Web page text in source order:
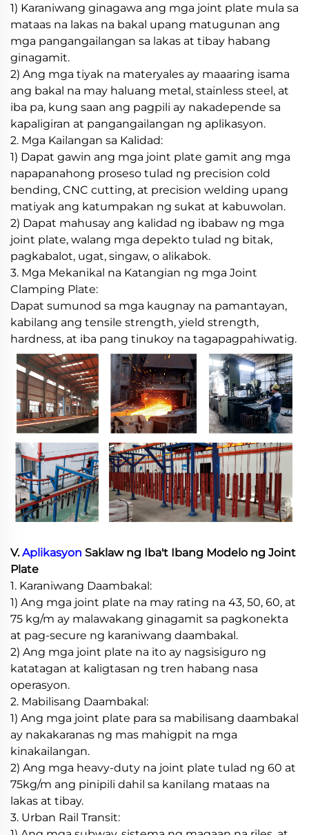
1) Karaniwang ginagawa ang mga joint plate mula sa
mataas na lakas na bakal upang matugunan ang
mga pangangailangan sa lakas at tibay habang
ginagamit.
2) Ang mga tiyak na materyales ay maaaring isama
ang bakal na may haluang metal, stainless steel, at
iba pa, kung saan ang pagpili ay nakadepende sa
kapaligiran at pangangailangan ng aplikasyon.
2. Mga Kailangan sa Kalidad:
1) Dapat gawin ang mga joint plate gamit ang mga
napapanahong proseso tulad ng precision cold
bending, CNC cutting, at precision welding upang
matiyak ang katumpakan ng sukat at kabuwolan.
2) Dapat mahusay ang kalidad ng ibabaw ng mga
joint plate, walang mga depekto tulad ng bitak,
pagkabalot, ugat, singaw, o alikabok.
3. Mga Mekanikal na Katangian ng mga Joint
Clamping Plate:
Dapat sumunod sa mga kaugnay na pamantayan,
kabilang ang tensile strength, yield strength,
hardness, at iba pang tinukoy na tagapagpahiwatig.
V.Aplikasyon Saklaw ng Iba't Ibang Modelo ng Joint
Plate
1. Karaniwang Daambakal:
1) Ang mga joint plate na may rating na 43, 50, 60, at
75 kg/m ay malawakang ginagamit sa pagkonekta
at pag-secure ng karaniwang daambakal.
2) Ang mga joint plate na ito ay nagsisiguro ng
katatagan at kaligtasan ng tren habang nasa
operasyon.
2. Mabilisang Daambakal:
1) Ang mga joint plate para sa mabilisang daambakal
ay nakakaranas ng mas mahigpit na mga
kinakailangan.
2) Ang mga heavy-duty na joint plate tulad ng 60 at
75kg/m ang pinipili dahil sa kanilang mataas na
lakas at tibay.
3. Urban Rail Transit: